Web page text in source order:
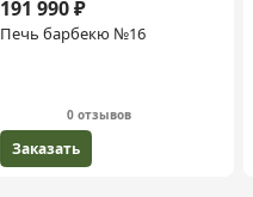
191 990 ₽
Печь барбекю №16
0 отзывов
Заказать